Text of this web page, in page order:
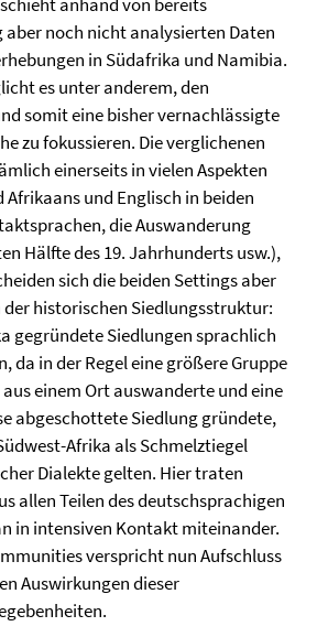
noch nicht analysierten Daten
in Südafrika und Namibia.
es unter anderem, den
somit eine bisher vernachlässigte
zu fokussieren. Die verglichenen
einerseits in vielen Aspekten
und Englisch in beiden
die Auswanderung
Hälfte des 19. Jahrhunderts usw.),
sich die beiden Settings aber
historischen Siedlungsstruktur:
gegründete Siedlungen sprachlich
da in der Regel eine größere Gruppe
einem Ort auswanderte und eine
abgeschottete Siedlung gründete,
Afrika als Schmelztiegel
Dialekte gelten. Hier traten
allen Teilen des deutschsprachigen
in intensiven Kontakt miteinander.
verspricht nun Aufschluss
Auswirkungen dieser